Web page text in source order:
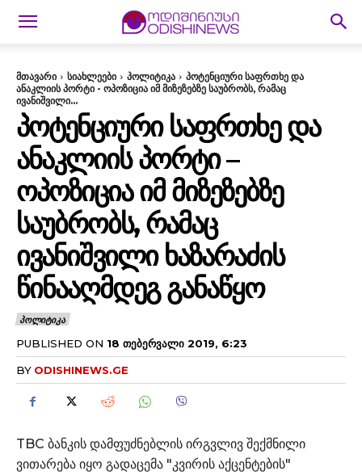
მთავარი სიახლეები პოლიტიკა
პოტენციური საფრთხე და
ანაკლიის პორტი - ოპოზიცია იმ მიზეზებზე საუბრობს, რამაც
ივანიშვილი...
ᲞᲝᲢᲔᲜᲪᲘᲣᲠᲘ ᲡᲐᲤᲠᲗᲮᲔ ᲓᲐ
ᲐᲜᲐᲙᲚᲘᲘᲡ ᲞᲝᲠᲢᲘ –
ᲝᲞᲝᲖᲘᲪᲘᲐ ᲘᲛ ᲛᲘᲖᲔᲖᲔᲑᲖᲔ
ᲡᲐᲣᲑᲠᲝᲑᲡ, ᲠᲐᲛᲐᲪ
ᲘᲕᲐᲜᲘᲨᲕᲘᲚᲘ ᲮᲐᲖᲐᲠᲐᲫᲘᲡ
ᲬᲘᲜᲐᲐᲦᲛᲓᲔᲒ ᲒᲐᲜᲐᲬᲧᲝ
ᲞᲝᲚᲘᲢᲘᲙᲐ
PUBLISHED ON 18 ᲗᲔᲑᲔᲠᲕᲐᲚᲘ 2019, 6:23
BY ODISHINEWS.GE
TBC ბანკის დამფუძნებლის ირგვლივ შექმნილი
ვითარება იყო გადაცემა "კვირის აქცენტების"